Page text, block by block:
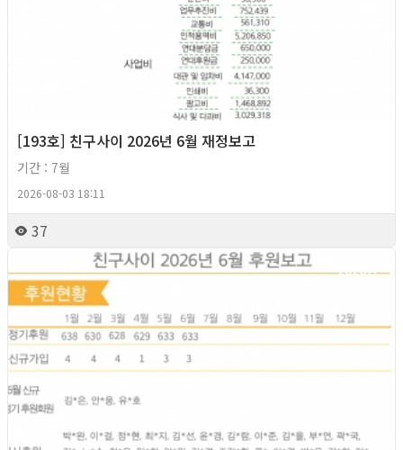
[193호] 친구사이 2026년 6월 재정보고
기간 : 7월
2026-08-03 18:11
37
2026년